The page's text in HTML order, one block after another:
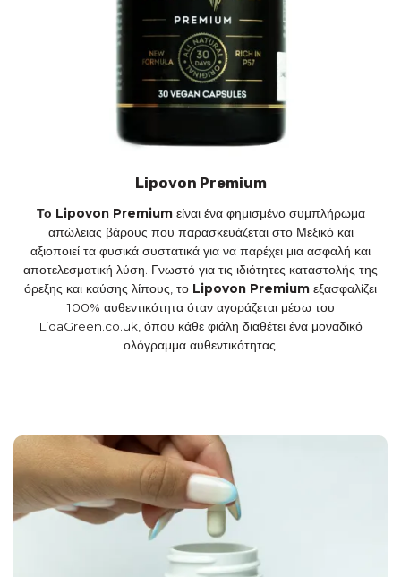
Lipovon Premium
Το Lipovon Premiumείναι ένα φημισμένο συμπλήρωμα
απώλειας βάρους που παρασκευάζεται στο Μεξικό και
αξιοποιεί τα φυσικά συστατικά για να παρέχει μια ασφαλή και
αποτελεσματική λύση. Γνωστό για τις ιδιότητες καταστολής της
όρεξης και καύσης λίπους, το Lipovon Premium εξασφαλίζει
100% αυθεντικότητα όταν αγοράζεται μέσω του
LidaGreen.co.uk, όπου κάθε φιάλη διαθέτει ένα μοναδικό
ολόγραμμα αυθεντικότητας.